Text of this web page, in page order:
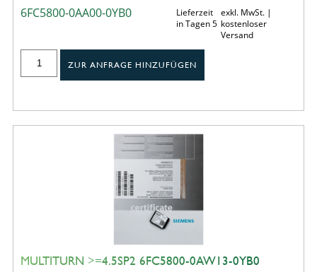
6FC5800-0AA00-0YB0
Lieferzeit
in Tagen 5
exkl. MwSt. |
kostenloser
Versand
ZUR ANFRAGE HINZUFÜGEN
MULTITURN >=4.5SP2 6FC5800-0AW13-0YB0